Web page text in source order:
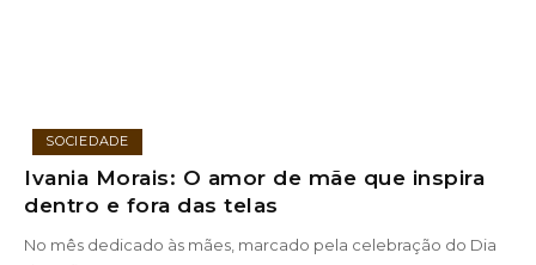
SOCIEDADE
Ivania Morais: O amor de mãe que inspira
dentro e fora das telas
No mês dedicado às mães, marcado pela celebração do Dia